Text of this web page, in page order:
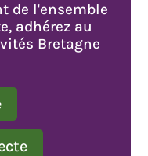
de l'ensemble
adhérez au
Bretagne